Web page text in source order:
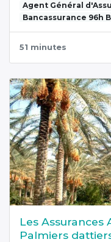
Agent Général
Bancassurance 96h
51 minutes
Les Assurances
Palmiers